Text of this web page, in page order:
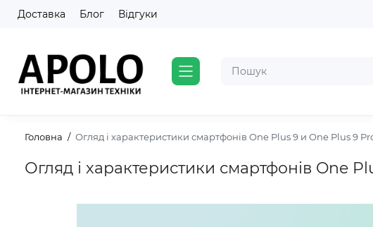
Доставка Блог Відгуки
Головна Огляд і характеристики смартфонів One Plus 9 и One Plus 9
Огляд і характеристики смартфонів One